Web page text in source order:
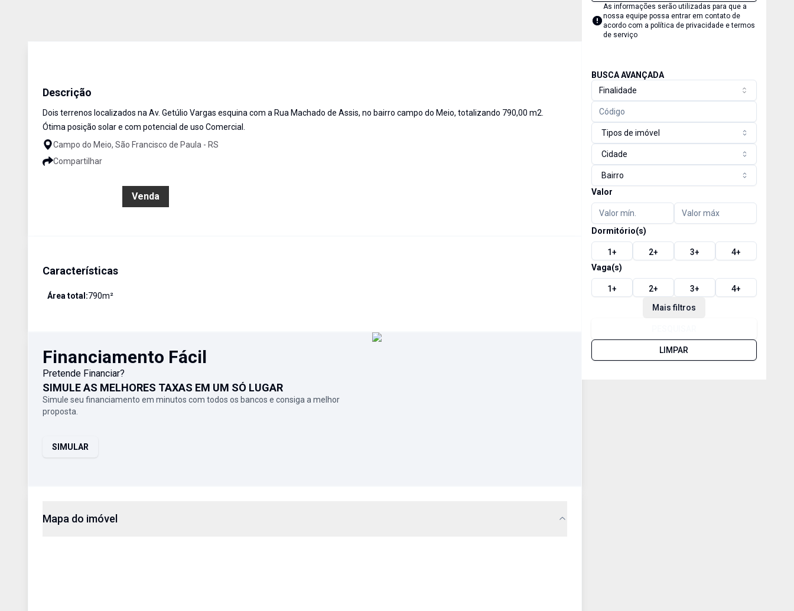
Descrição
Dois terrenos localizados na Av. Getúlio Vargas esquina com a Rua Machado de Assis, no bairro campo do Meio, totalizando 790,00 m2.
Ótima posição solar e com potencial de uso Comercial.
Campo do Meio, São Francisco de Paula - RS
Compartilhar
Venda
Características
Área total:790m²
Financiamento Fácil
Pretende Financiar?
SIMULE AS MELHORES TAXAS EM UM SÓ LUGAR
Simule seu financiamento em minutos com todos os bancos e consiga a melhor
proposta.
SIMULAR
Mapa do imóvel
As informações serão utilizadas para que a
nossa equipe possa entrar em contato de
acordo com a política de privacidade e termos
de serviço
BUSCA AVANÇADA
Finalidade
Tipos de imóvel
Cidade
Bairro
Valor
Dormitório(s)
1+ 2+ 3+ 4+
Vaga(s)
1+ 2+ 3+ 4+
Mais filtros
LIMPAR